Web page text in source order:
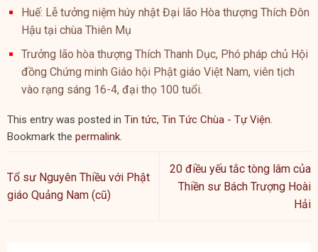
Huế: Lễ tưởng niệm húy nhật Đại lão Hòa thượng Thích Đôn
Hậu tại chùa Thiên Mụ
Trưởng lão hòa thượng Thích Thanh Dục, Phó pháp chủ Hội
đồng Chứng minh Giáo hội Phật giáo Việt Nam, viên tịch
vào rạng sáng 16-4, đại thọ 100 tuổi.
This entry was posted in Tin tức, Tin Tức Chùa - Tự Viện
Bookmark the permalink
Tổ sư Nguyên Thiều với Phật
giáo Quảng Nam (cũ)
20 điều yếu tắc tòng lâm của
Thiền sư Bách Trượng Hoài
Hải